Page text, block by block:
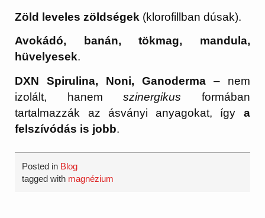
Zöld leveles zöldségek (klorofillban dúsak).
Avokádó, banán, tökmag, mandula,
hüvelyesek.
DXN Spirulina, Noni, Ganoderma– nem
izolált, hanemszinergikus formában
tartalmazzák az ásványi anyagokat, így a
felszívódás is jobb.
Posted in Blog
tagged with magnézium